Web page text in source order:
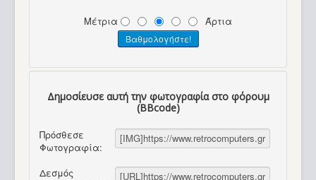
Μέτρια Άρτια
Δημοσίευσε αυτή την φωτογραφία στο φόρουμ
(BBcode)
Πρόσθεσε
Φωτογραφία:
Δεσμός